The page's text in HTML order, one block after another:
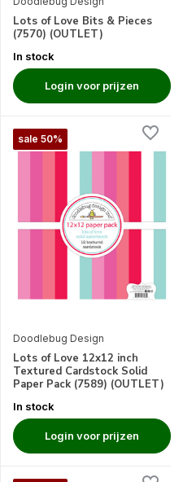
Lots of Love Bits & Pieces
(7570) (OUTLET)
In stock
Login voor prijzen
sale 50%
Doodlebug Design
Lots of Love 12x12 inch
Textured Cardstock Solid
Paper Pack (7589) (OUTLET)
In stock
Login voor prijzen